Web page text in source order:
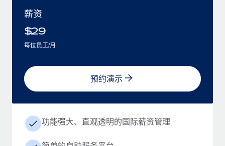
薪资
$29
每位员工/月
预约演示
功能强大、直观透明的国际薪资管理